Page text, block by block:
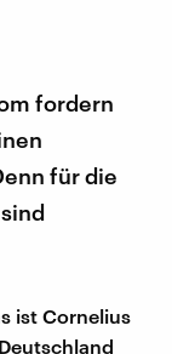
fordern
für die
ist Cornelius